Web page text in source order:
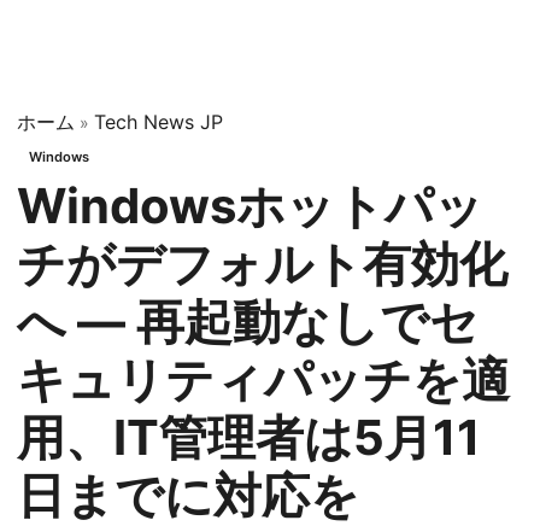
ホーム » Tech News JP
Windows
Windowsホットパッ
チがデフォルト有効化
へ — 再起動なしでセ
キュリティパッチを適
用、IT管理者は5月11
日までに対応を